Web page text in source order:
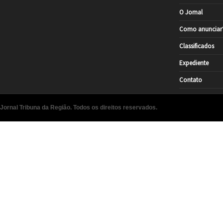
O Jornal
Como
Classificados
Expediente
Contato
Jornal Tribuna da Região. Todos os direitos reservados.